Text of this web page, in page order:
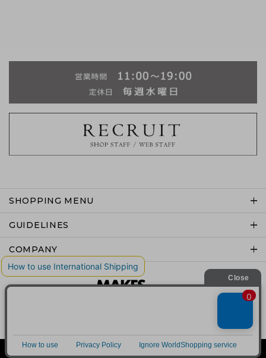
SHOPPING MENU
GUIDELINES
COMPANY
Copyright © MAKES co.,ltd .All rights reserved